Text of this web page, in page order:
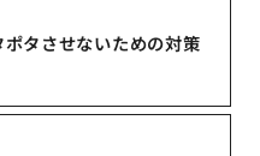
タさせないための対策